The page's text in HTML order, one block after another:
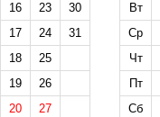
16 23
30
17 24
31
18
25
19
26
20
27
Вт
Ср
Чт
Пт
Сб